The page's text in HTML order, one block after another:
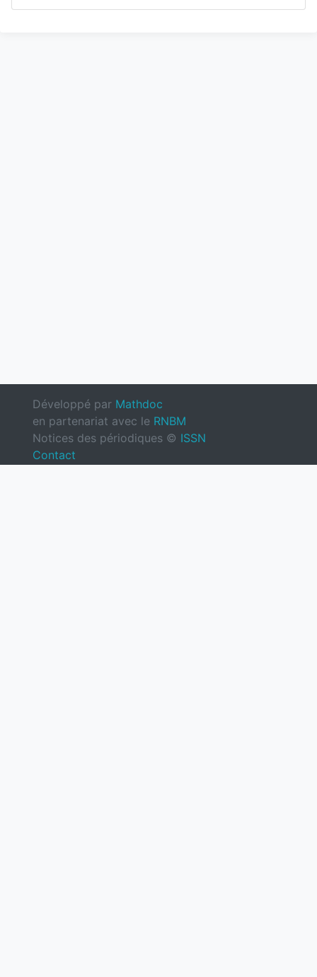
Développé par Mathdoc
en partenariat avec le RNBM
Notices des périodiques © ISSN
Contact